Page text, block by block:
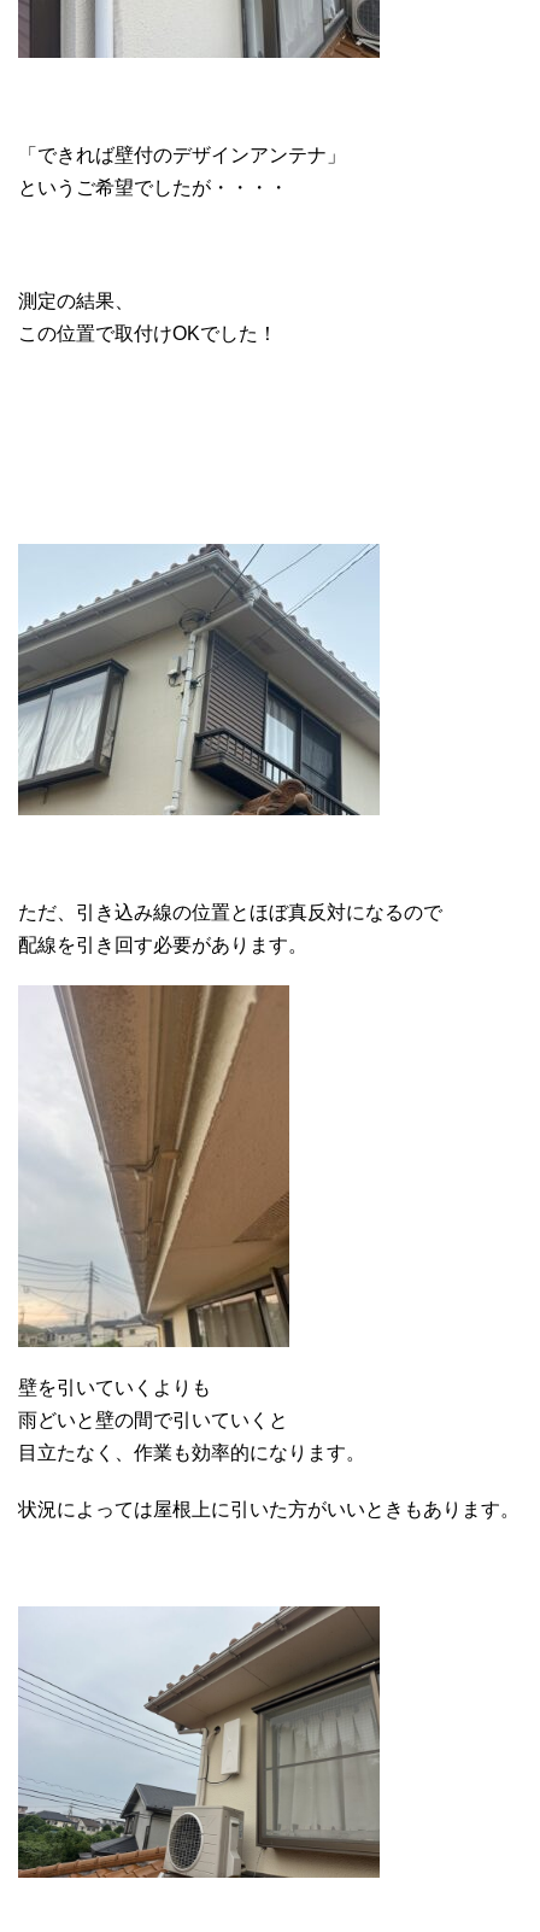
「できれば壁付のデザインアンテナ」
というご希望でしたが・・・・
測定の結果、
この位置で取付けOKでした！
ただ、引き込み線の位置とほぼ真反対になるので
配線を引き回す必要があります。
壁を引いていくよりも
雨どいと壁の間で引いていくと
目立たなく、作業も効率的になります。
状況によっては屋根上に引いた方がいいときもあります。